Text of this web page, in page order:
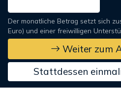
Der monatliche Betrag setzt sich
Euro) und einer freiwilligen
Weiter zum
Stattdessen